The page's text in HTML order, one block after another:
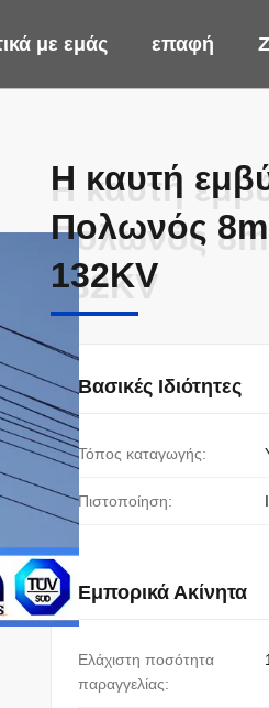
με εμάς επαφή
Η καυτή
Πολωνός 8m
132KV
Η καυτή
Πολωνός
132KV
Βασικές Ιδιότητες
Τόπος καταγωγής:
Πιστοποίηση:
Εμπορικά Ακίνητα
Ελάχιστη ποσότητα
παραγγελίας: